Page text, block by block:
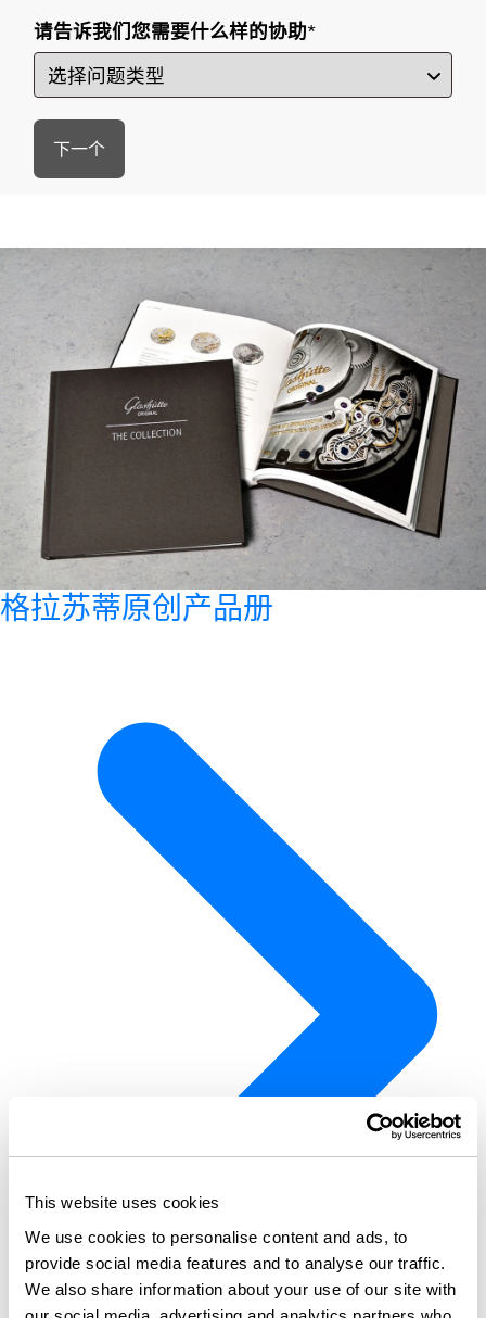
This website uses cookies
We use cookies to personalise content and ads, to
provide social media features and to analyse our traffic.
We also share information about your use of our site with
请告诉我们您需要什么样的协助*
格拉苏蒂原创产品册